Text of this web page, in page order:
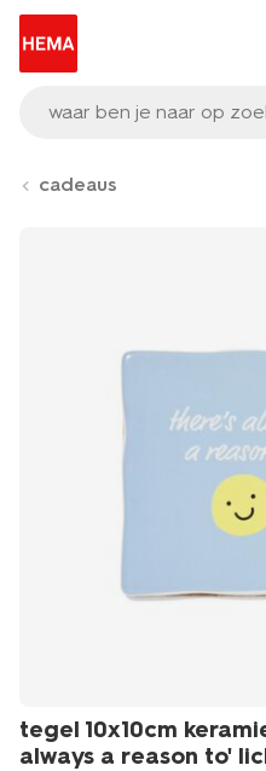
waar ben je naar op
cadeaus
tegel 10x10cm
always a reason to'